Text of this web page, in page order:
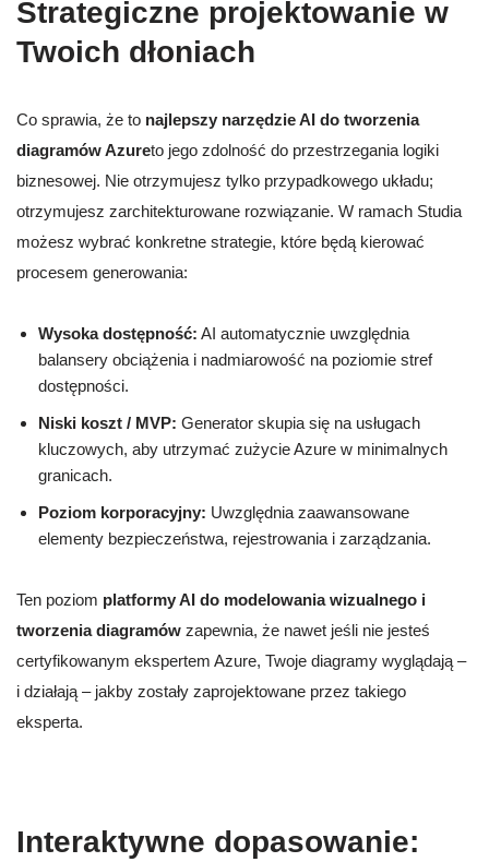
Strategiczne projektowanie w
Twoich dłoniach
Co sprawia, że to najlepszy narzędzie AI do tworzenia
diagramów Azureto jego zdolność do przestrzegania logiki
biznesowej. Nie otrzymujesz tylko przypadkowego układu;
otrzymujesz zarchitekturowane rozwiązanie. W ramach Studia
możesz wybrać konkretne strategie, które będą kierować
procesem generowania:
Wysoka dostępność: AI automatycznie uwzględnia
balansery obciążenia i nadmiarowość na poziomie stref
dostępności.
Niski koszt / MVP: Generator skupia się na usługach
kluczowych, aby utrzymać zużycie Azure w minimalnych
granicach.
Poziom korporacyjny: Uwzględnia zaawansowane
elementy bezpieczeństwa, rejestrowania i zarządzania.
Ten poziom platformy AI do modelowania wizualnego i
tworzenia diagramów zapewnia, że nawet jeśli nie jesteś
certyfikowanym ekspertem Azure, Twoje diagramy wyglądają –
i działają – jakby zostały zaprojektowane przez takiego
eksperta.
Interaktywne dopasowanie: